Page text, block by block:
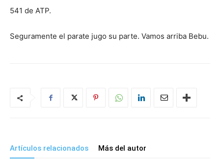
541 de ATP.
Seguramente el parate jugo su parte. Vamos arriba Bebu.
Artículos relacionados Más del autor